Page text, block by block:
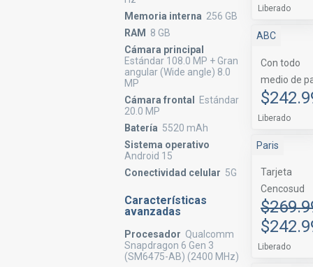
Memoria interna 256 GB
RAM
8 GB
Cámara principal
Estándar 108.0 MP + Gran
angular (Wide angle) 8.0
MP
Cámara frontal
Estándar
20.0 MP
Batería 5520 mAh
Sistema operativo
Android 15
Conectividad celular 5G
Características
avanzadas
Procesador Qualcomm
Snapdragon 6 Gen 3
(SM6475-AB) (2400 MHz)
Liberado
ABC
Con todo
medio de
Liberado
Paris
Tarjeta
Cencosud
Liberado